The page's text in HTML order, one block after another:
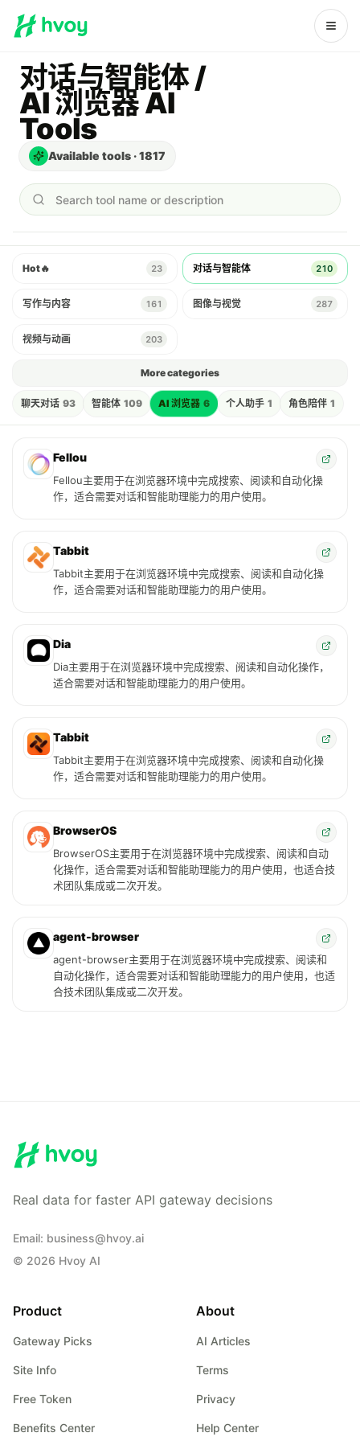
对话与智能体 /
AI 浏览器 AI
Tools
Available tools ·1817
Search tool name or description
Hot🔥 23 对话与智能体 210
写作与内容 161 图像与视觉 287
视频与动画 203
More categories
聊天对话 93 智能体 109 AI 浏览器 6 个人助手 1 角色陪伴 1
Fellou
Fellou主要用于在浏览器环境中完成搜索、阅读和自动化操
作，适合需要对话和智能助理能力的用户使用。
Tabbit
Tabbit主要用于在浏览器环境中完成搜索、阅读和自动化操
作，适合需要对话和智能助理能力的用户使用。
Dia
Dia主要用于在浏览器环境中完成搜索、阅读和自动化操作，
适合需要对话和智能助理能力的用户使用。
Tabbit
Tabbit主要用于在浏览器环境中完成搜索、阅读和自动化操
作，适合需要对话和智能助理能力的用户使用。
BrowserOS
BrowserOS主要用于在浏览器环境中完成搜索、阅读和自动
化操作，适合需要对话和智能助理能力的用户使用，也适合技
术团队集成或二次开发。
agent-browser
agent-browser主要用于在浏览器环境中完成搜索、阅读和
自动化操作，适合需要对话和智能助理能力的用户使用，也适
合技术团队集成或二次开发。
Real data for faster API gateway decisions
Email: business@hvoy.ai
© 2026 Hvoy AI
Product
Gateway Picks
Site Info
Free Token
Benefits Center
About
AI Articles
Terms
Privacy
Help Center